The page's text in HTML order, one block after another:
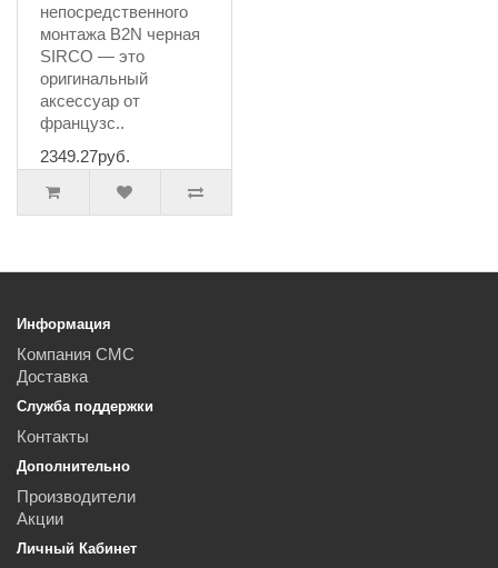
непосредственного
монтажа B2N черная
SIRCO — это
оригинальный
аксессуар от
французс..
2349.27руб.
Информация
Компания СМС
Доставка
Служба поддержки
Контакты
Дополнительно
Производители
Акции
Личный Кабинет